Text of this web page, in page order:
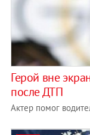
Герой вне
после ДТП
Актер помог